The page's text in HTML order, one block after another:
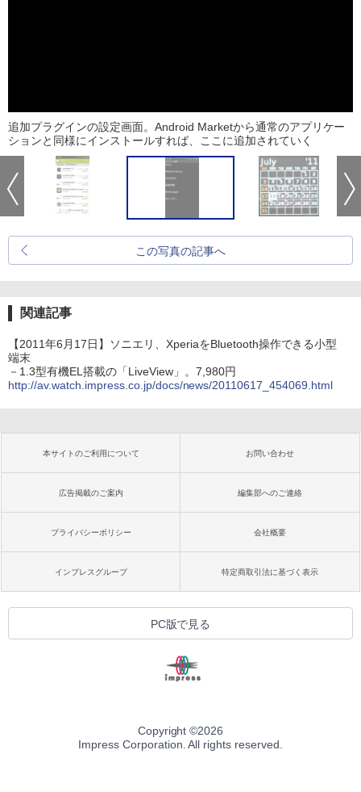
追加プラグインの設定画面。Android Marketから通常のアプリケー
ションと同様にインストールすれば、ここに追加されていく
この写真の記事へ
関連記事
【2011年6月17日】ソニエリ、XperiaをBluetooth操作できる小型
端末
－1.3型有機EL搭載の「LiveView」。7,980円
http://av.watch.impress.co.jp/docs/news/20110617_454069.html
本サイトのご利用について お問い合わせ
広告掲載のご案内 編集部へのご連絡
プライバシーポリシー 会社概要
インプレスグループ 特定商取引法に基づく表示
PC版で見る
Copyright ©2026
Impress Corporation. All rights reserved.